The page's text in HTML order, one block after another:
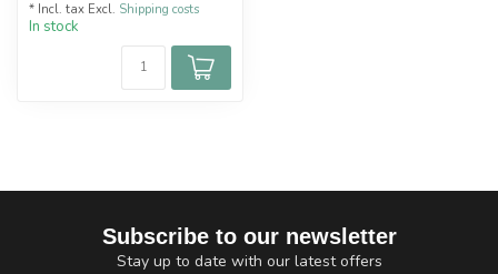
* Incl. tax Excl. Shipping costs
In stock
Subscribe to our newsletter
Stay up to date with our latest offers